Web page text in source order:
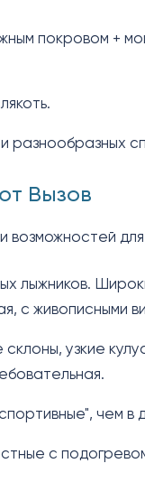
покровом +
разнообразных
Вызов
возможностей
лыжников.
с живописными
узкие
чем в
с